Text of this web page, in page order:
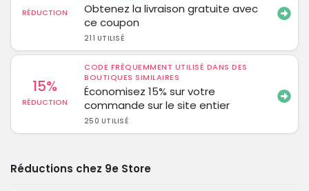
RÉDUCTION
Obtenez la livraison gratuite avec
ce coupon
211 UTILISÉ
15%
RÉDUCTION
CODE FRÉQUEMMENT UTILISÉ DANS DES
BOUTIQUES SIMILAIRES
Économisez 15% sur votre
commande sur le site entier
250 UTILISÉ
Réductions chez 9e Store